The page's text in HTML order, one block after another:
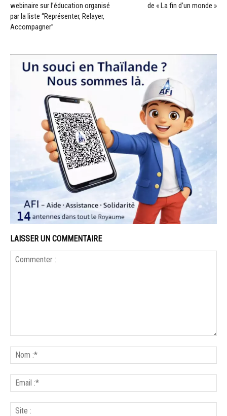
webinaire sur l’éducation organisé
par la liste “Représenter, Relayer,
Accompagner”
de « La fin d’un monde »
LAISSER UN COMMENTAIRE